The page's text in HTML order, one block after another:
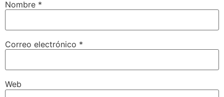
Nombre *
Correo electrónico *
Web